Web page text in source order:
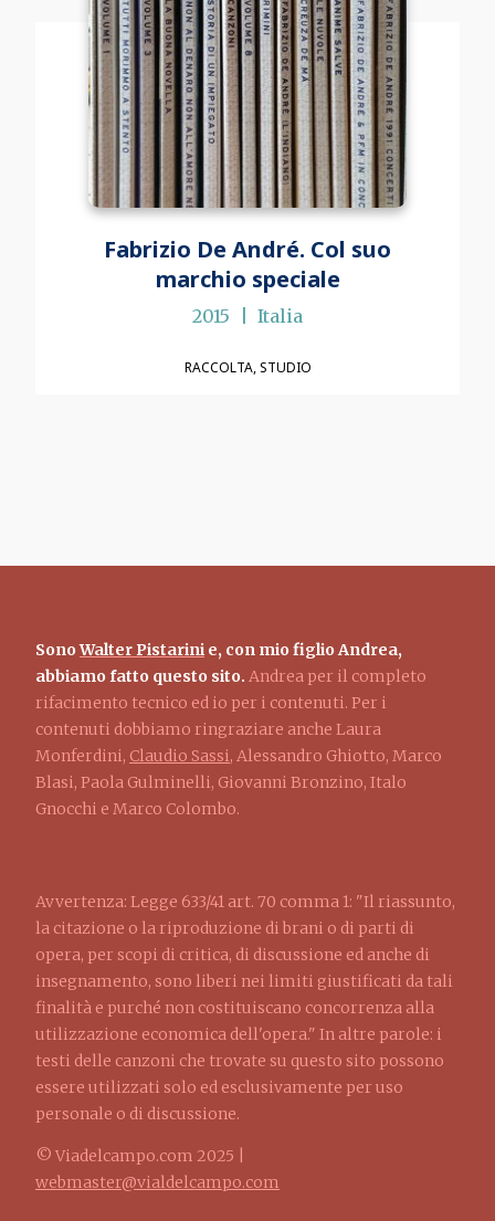
Fabrizio De André. Col suo
marchio speciale
2015 Italia
RACCOLTA STUDIO
SonoWalter Pistarini e, con mio figlio Andrea,
abbiamo fatto questo sito. Andrea per il completo
rifacimento tecnico ed io per i contenuti. Per i
contenuti dobbiamo ringraziare anche Laura
Monferdini, Claudio Sassi, Alessandro Ghiotto, Marco
Blasi, Paola Gulminelli, Giovanni Bronzino, Italo
Gnocchi e Marco Colombo.
Avvertenza: Legge 633/41 art. 70 comma 1: "Il riassunto,
la citazione o la riproduzione di brani o di parti di
opera, per scopi di critica, di discussione ed anche di
insegnamento, sono liberi nei limiti giustificati da tali
finalità e purché non costituiscano concorrenza alla
utilizzazione economica dell'opera." In altre parole: i
testi delle canzoni che trovate su questo sito possono
essere utilizzati solo ed esclusivamente per uso
personale o di discussione.
© Viadelcampo.com 2025 |
webmaster@vialdelcampo.com